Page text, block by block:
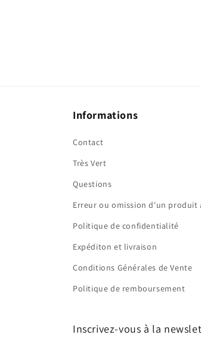
Informations
Contact
Très Vert
Questions
Erreur ou omission d'un produit
Politique de confidentialité
Expéditon et livraison
Conditions Générales de Vente
Politique de remboursement
Inscrivez-vous à la